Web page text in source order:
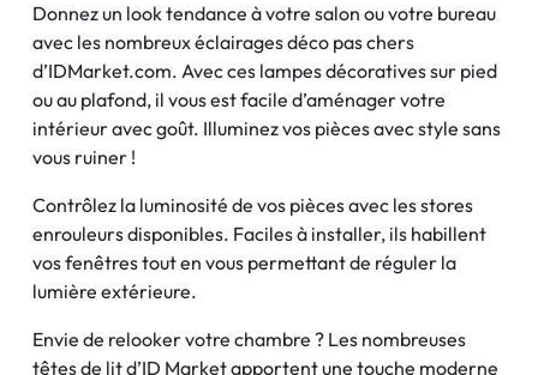
Market. Profitez également d’un large choix de stores
et de meubles pour la
Donnez un look tendance à votre salon ou votre bureau
avec les nombreux éclairages déco pas chers
d’IDMarket.com. Avec ces lampes décoratives sur pied
ou au plafond, il vous est facile d’aménager votre
intérieur avec goût. Illuminez vos pièces avec style sans
vous ruiner !
Contrôlez la luminosité de vos pièces avec les stores
enrouleurs disponibles. Faciles à installer, ils habillent
vos fenêtres tout en vous permettant de réguler la
lumière extérieure.
Envie de relooker votre chambre ? Les nombreuses
têtes de lit d’ID Market apportent une touche moderne